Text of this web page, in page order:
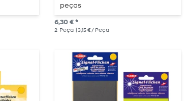
peças
6,30 € *
2 Peça | 3,15 € / Peça